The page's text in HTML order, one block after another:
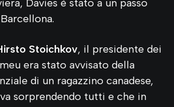
Davies è stato a un passo
Stoichkov, il presidente dei
era stato avvisato della
di un ragazzino canadese,
sorprendendo tutti e che in